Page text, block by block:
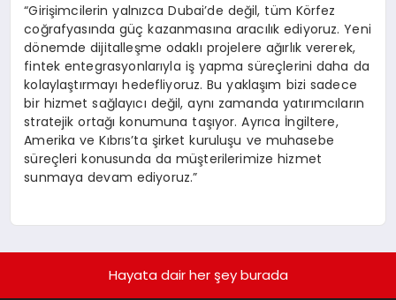
“Girişimcilerin yalnızca Dubai’de değil, tüm Körfez
coğrafyasında güç kazanmasına aracılık ediyoruz. Yeni
dönemde dijitalleşme odaklı projelere ağırlık vererek,
fintek entegrasyonlarıyla iş yapma süreçlerini daha da
kolaylaştırmayı hedefliyoruz. Bu yaklaşım bizi sadece
bir hizmet sağlayıcı değil, aynı zamanda yatırımcıların
stratejik ortağı konumuna taşıyor. Ayrıca İngiltere,
Amerika ve Kıbrıs’ta şirket kuruluşu ve muhasebe
süreçleri konusunda da müşterilerimize hizmet
sunmaya devam ediyoruz.”
Hayata dair her şey burada